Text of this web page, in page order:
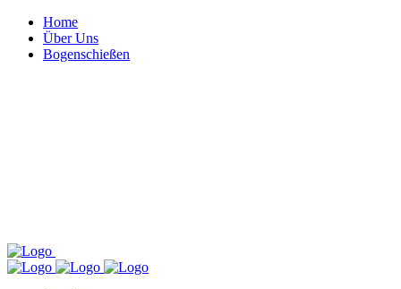
Home
Über Uns
Bogenschießen